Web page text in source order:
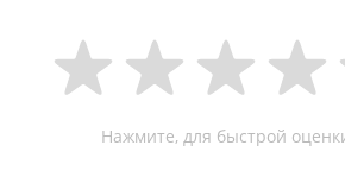
Нажмите, для быстрой